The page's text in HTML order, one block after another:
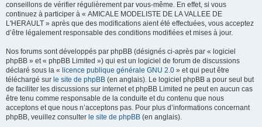
conseillons de vérifier régulièrement par vous-même. En effet, si vous
continuez à participer à « AMICALE MODELISTE DE LA VALLEE DE
L'HERAULT » après que des modifications aient été effectuées, vous acceptez
d’être légalement responsable des conditions modifiées et mises à jour.
Nos forums sont développés par phpBB (désignés ci-après par « logiciel
phpBB » et « phpBB Limited ») qui est un logiciel de forum de discussions
déclaré sous la « licence publique générale GNU 2.0 » et qui peut être
téléchargé sur le site de phpBB (en anglais). Le logiciel phpBB a pour seul but
de faciliter les discussions sur internet et phpBB Limited ne peut en aucun cas
être tenu comme responsable de la conduite et du contenu que nous
acceptons et que nous n’acceptons pas. Pour plus d’informations concernant
phpBB, veuillez consulter le site de phpBB (en anglais).